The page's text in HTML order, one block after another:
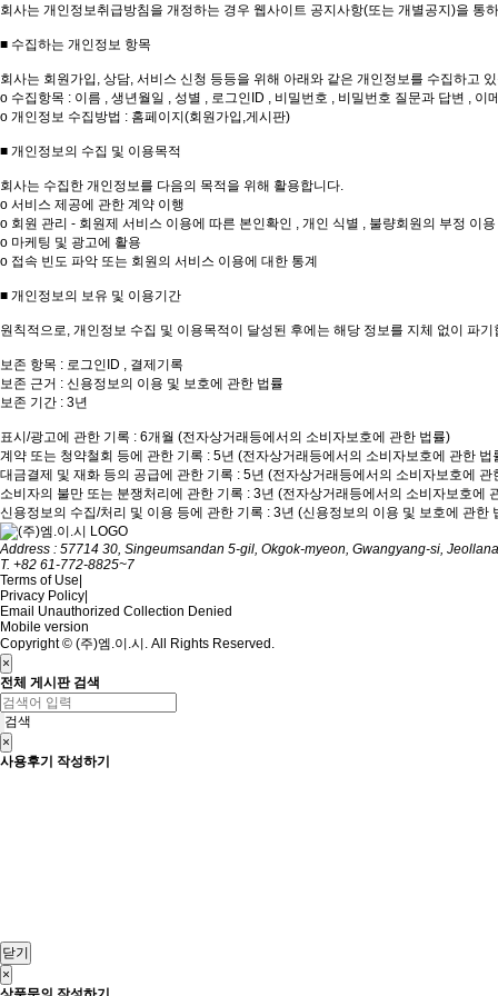
회사는 개인정보취급방침을 개정하는 경우 웹사이트 공지사항(또는 개별공지)을 통
■ 수집하는 개인정보 항목
회사는 회원가입, 상담, 서비스 신청 등등을 위해 아래와 같은 개인정보를 수집하고
ο 수집항목 : 이름 , 생년월일 , 성별 , 로그인ID , 비밀번호 , 비밀번호 질문과 답변 ,
ο 개인정보 수집방법 : 홈페이지(회원가입,게시판)
■ 개인정보의 수집 및 이용목적
회사는 수집한 개인정보를 다음의 목적을 위해 활용합니다.
ο 서비스 제공에 관한 계약 이행
ο 회원 관리 - 회원제 서비스 이용에 따른 본인확인 , 개인 식별 , 불량회원의 부정 이
ο 마케팅 및 광고에 활용
ο 접속 빈도 파악 또는 회원의 서비스 이용에 대한 통계
■ 개인정보의 보유 및 이용기간
원칙적으로, 개인정보 수집 및 이용목적이 달성된 후에는 해당 정보를 지체 없이 파
보존 항목 : 로그인ID , 결제기록
보존 근거 : 신용정보의 이용 및 보호에 관한 법률
보존 기간 : 3년
표시/광고에 관한 기록 : 6개월 (전자상거래등에서의 소비자보호에 관한 법률)
계약 또는 청약철회 등에 관한 기록 : 5년 (전자상거래등에서의 소비자보호에 관한 법
대금결제 및 재화 등의 공급에 관한 기록 : 5년 (전자상거래등에서의 소비자보호에 관
소비자의 불만 또는 분쟁처리에 관한 기록 : 3년 (전자상거래등에서의 소비자보호에
신용정보의 수집/처리 및 이용 등에 관한 기록 : 3년 (신용정보의 이용 및 보호에 관한
Address : 57714 30, Singeumsandan 5-gil, Okgok-myeon, Gwangyang-si,
T. +82 61-772-8825~7
Terms of Use
Privacy Policy
Email Unauthorized Collection Denied
Mobile version
Copyright © (주)엠.이.시. All Rights Reserved.
×
전체 게시판 검색
검색
×
사용후기 작성하기
닫기
×